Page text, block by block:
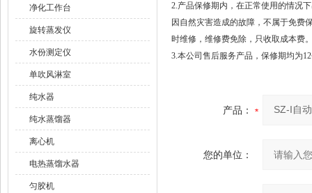
净化工作台
旋转蒸发仪
水份测定仪
单吹风淋室
纯水器
纯水蒸馏器
离心机
电热蒸馏水器
匀胶机
2.产品保修期内，在正常使用的情况
因自然灾害造成的故障，不属于免费
时维修，维修费免除，只收取成本费
3.本公司售后服务产品，保修期均为
产品：
您的单位：